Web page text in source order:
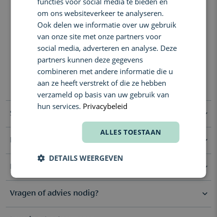
sprankelende bloemigheid uitstralen. Koriander, patchoeli en
kruidige kardemom sudderen bovenop wierookhars en
sandelhoutakkoorden.
Geurcompositie:
Top: Turkse roos, Koffie
Hart: Bulgaarse Roos, Patchouli, Ylang-Ylang, Kardemom,
Koriander
Basis: Wierook, Sandelhout
Specificaties
Reis Formaat
Amber
Geur Type
Ingrediënten
Eugenol, Hydroxycitronellal, Evernia Prunastri (Oakmoss) Extract,
Farnesol, Benzyl Alcohol, Coumarin
Reviews
Vragen of advies nodig?
om ons websiteverkeer te analyseren.
Ook delen we informatie over uw gebruik
van onze site met onze partners voor
social media, adverteren en analyse. Deze
partners kunnen deze gegevens
combineren met andere informatie die u
aan ze heeft verstrekt of die ze hebben
verzameld op basis van uw gebruik van
hun services. Privacybeleid
ALLES TOESTAAN
DETAILS WEERGEVEN